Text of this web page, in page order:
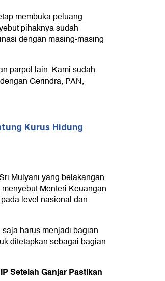
membuka peluang
pihaknya sudah
dengan masing-masing
parpol lain. Kami sudah
Gerindra, PAN,
Kurus Hidung
Mulyani yang belakangan
Menteri Keuangan
level nasional dan
harus menjadi bagian
ditetapkan sebagai bagian
Setelah Ganjar Pastikan